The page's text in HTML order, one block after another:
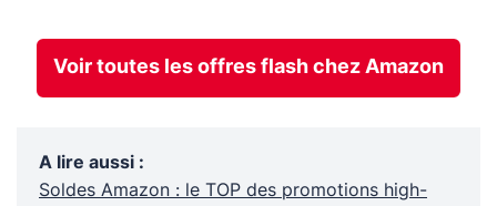
Voir toutes les offres flash chez Amazon
A lire aussi :
Soldes Amazon : le TOP des promotions high-